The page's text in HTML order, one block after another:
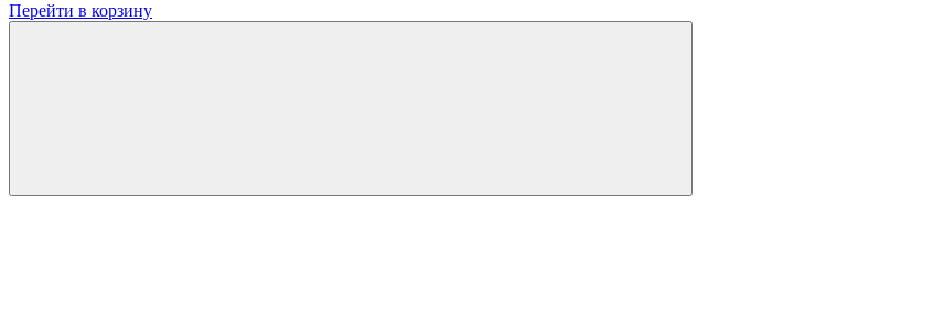
Перейти в корзину